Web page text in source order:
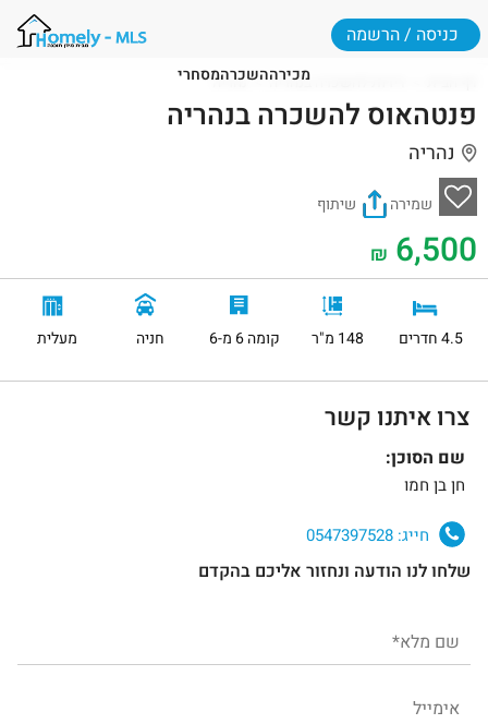
מכירההשכרהמסחרי
כניסה / הרשמה
דירות להשכרה בנהריה נהריה
פנטהאוס להשכרה בנהריה
נהריה
שמירה שיתוף
6,500
₪
4.5 חדרים 148 מ"ר קומה 6 מ-6 חניה מעלית
צרו איתנו קשר
שם הסוכן:
חן בן חמו
חייג:
שלחו לנו הודעה ונחזור אליכם בהקדם